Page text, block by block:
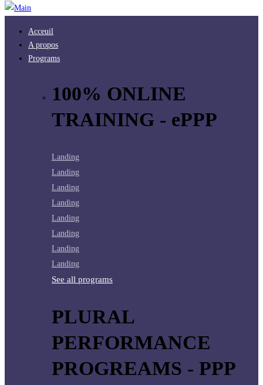
Acceuil
A propos
Programs
100% ONLINE
TRAINING - ePPP
Landing
Landing
Landing
Landing
Landing
Landing
Landing
Landing
See all programs
PLURAL
PERFORMANCE
PROGREAMS - PPP